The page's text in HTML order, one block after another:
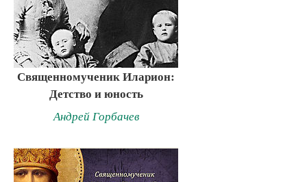
Священномученик Иларион:
Детство и юность
Андрей Горбачев